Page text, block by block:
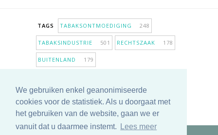
We gebruiken enkel geanonimiseerde
cookies voor de statistiek. Als u doorgaat met
het gebruiken van de website, gaan we er
vanuit dat u daarmee instemt.
Lees meer
TAGS TABAKSONTMOEDIGING 248
TABAKSINDUSTRIE 501 RECHTSZAAK 178
BUITENLAND 179
ANTIROOKBELEID306 ONDERZOEK
MEER TAGS TONEN